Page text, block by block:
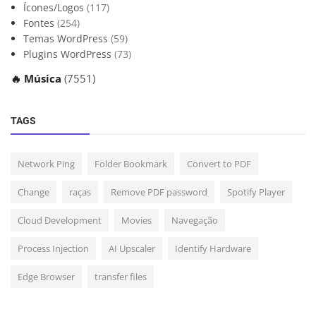
Ícones/Logos (117)
Fontes (254)
Temas WordPress (59)
Plugins WordPress (73)
🔥 Música (7551)
TAGS
Network Ping Folder Bookmark Convert to PDF
Change raças Remove PDF password Spotify Player
Cloud Development Movies Navegação
Process Injection AI Upscaler Identify Hardware
Edge Browser transfer files